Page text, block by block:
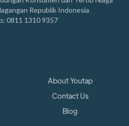
Republik Indonesia
0811 1310 9357
About Youtap
Contact Us
Blog